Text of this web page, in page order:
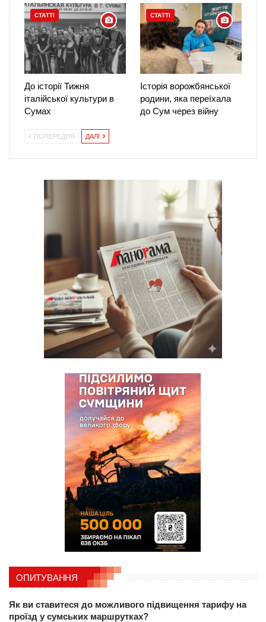
СТАТТІ
До історії Тижня
італійської культури в
Сумах
СТАТТІ
Історія ворожбянської
родини, яка переїхала
до Сум через війну
ПОПЕРЕДНЯ ДАЛІ
ОПИТУВАННЯ
Як ви ставитеся до можливого підвищення тарифу на
проїзд у сумських маршрутках?